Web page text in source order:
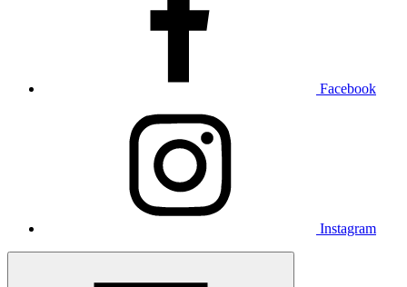
Facebook
Instagram